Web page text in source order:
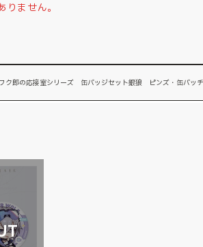
りません。
郎の応接室シリーズ 缶バッジセット銀狼 ピンズ・缶バッチ